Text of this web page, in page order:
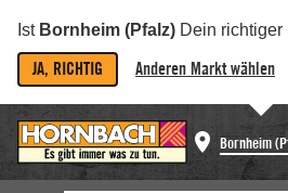
Ist Bornheim (Pfalz) Dein richtiger
JA, RICHTIG Anderen Markt wählen
Bornheim